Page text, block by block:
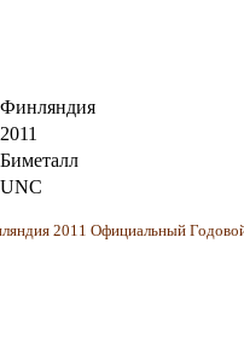
Финляндия
2011
Биметалл
UNC
2011 Официальный